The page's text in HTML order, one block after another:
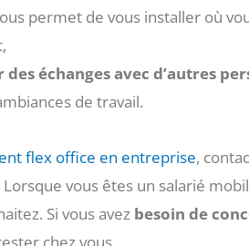
permet de vous installer où
deséchangesavec d’autres
de travail.
flex office en entreprise,
vous êtes un salarié
Si vous avez besoin de